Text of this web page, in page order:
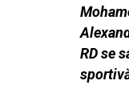
RD se